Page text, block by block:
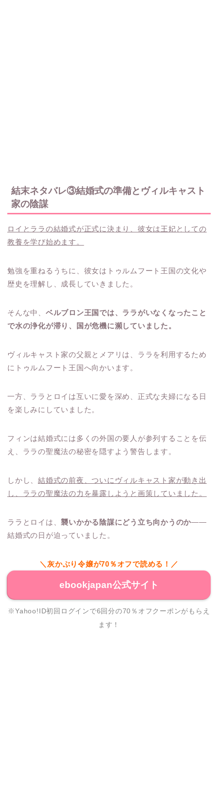
結末ネタバレ③結婚式の準備とヴィルキャスト
家の陰謀
ロイとララの結婚式が正式に決まり、彼女は王妃としての
教養を学び始めます。
勉強を重ねるうちに、彼女はトゥルムフート王国の文化や
歴史を理解し、成長していきました。
そんな中、 ベルブロン王国では、ララがいなくなったこと
で水の浄化が滞り、国が危機に瀕していました。
ヴィルキャスト家の父親とメアリは、ララを利用するため
にトゥルムフート王国へ向かいます。
一方、ララとロイは互いに愛を深め、正式な夫婦になる日
を楽しみにしていました。
フィンは結婚式には多くの外国の要人が参列することを伝
え、ララの聖魔法の秘密を隠すよう警告します。
しかし、結婚式の前夜、ついにヴィルキャスト家が動き出
し、ララの聖魔法の力を暴露しようと画策していました。
ララとロイは、襲いかかる陰謀にどう立ち向かうのか——
結婚式の日が迫っていました。
＼灰かぶり令嬢が70％オフで読める！／
ebookjapan公式サイト
※Yahoo!ID初回ログインで6回分の70％オフクーポンがもらえ
ます！